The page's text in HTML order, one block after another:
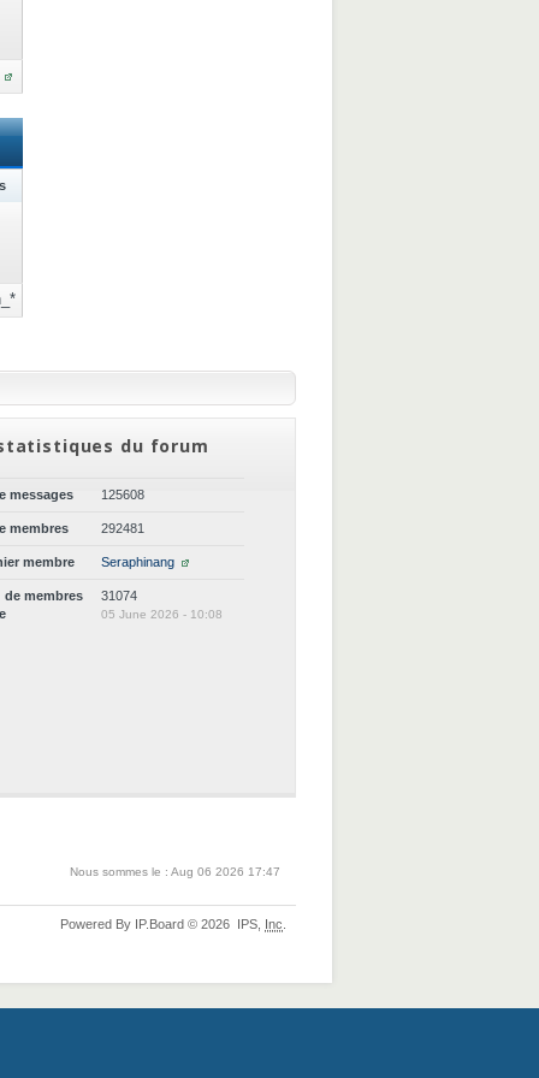
du forum
messages 125608
membres 292481
membre Seraphinang
de membres
31074
05 June 2026 - 10:08
Nous sommes le : Aug 06 2026 17:47
Powered By IP.Board © 2026 IPS, Inc